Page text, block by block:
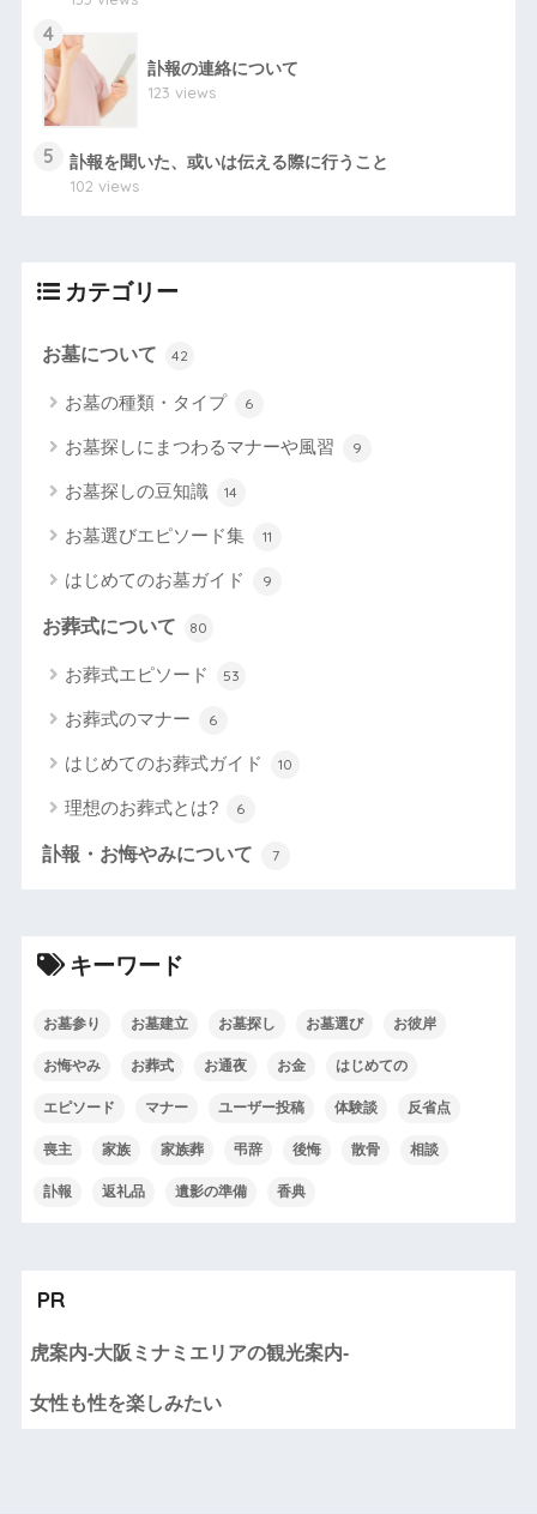
4
訃報の連絡について
123 views
5
訃報を聞いた、或いは伝える際に行うこと
102 views
カテゴリー
お墓について 42
お墓の種類・タイプ 6
お墓探しにまつわるマナーや風習 9
お墓探しの豆知識 14
お墓選びエピソード集 11
はじめてのお墓ガイド 9
お葬式について 80
お葬式エピソード 53
お葬式のマナー 6
はじめてのお葬式ガイド 10
理想のお葬式とは? 6
訃報・お悔やみについて 7
キーワード
お墓参り お墓建立 お墓探し お墓選び お彼岸
お悔やみ お葬式 お通夜 お金 はじめての
エピソード マナー ユーザー投稿 体験談 反省点
喪主 家族 家族葬 弔辞 後悔 散骨 相談
訃報 返礼品 遺影の準備 香典
PR
虎案内-大阪ミナミエリアの観光案内-
女性も性を楽しみたい